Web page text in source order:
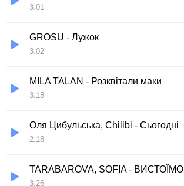
3:01
GROSU - Лужок
3:02
MILA TALAN - Розквітали маки
3:18
Оля Цибульська, Chilibi - Сьогодні
2:18
TARABAROVA, SOFIA - ВИСТОЇМО
3:26